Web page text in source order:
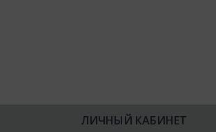
ЛИЧНЫЙ КАБИНЕТ